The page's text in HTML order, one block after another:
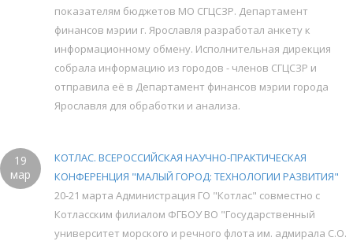
показателям бюджетов МО СГЦСЗР. Департамент
финансов мэрии г. Ярославля разработал анкету к
информационному обмену. Исполнительная дирекция
собрала информацию из городов - членов СГЦСЗР и
отправила её в Департамент финансов мэрии города
Ярославля для обработки и анализа.
19
мар
КОТЛАС. ВСЕРОССИЙСКАЯ НАУЧНО-ПРАКТИЧЕСКАЯ
КОНФЕРЕНЦИЯ "МАЛЫЙ ГОРОД: ТЕХНОЛОГИИ РАЗВИТИЯ"
20-21 марта Администрация ГО "Котлас" совместно с
Котласским филиалом ФГБОУ ВО "Государственный
университет морского и речного флота им. адмирала С.О.